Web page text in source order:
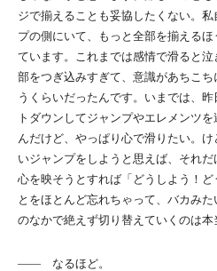
ジで揃えることも妥協したくない。
プの側にいて、もっと全部を揃える
ています。これまでは感情で滑ると
部をつぎ込みすぎて、意識があちこ
うくらいだったんです。いまでは、
トダウンしてジャンプやエレメンツ
んだけど、やっぱり心で滑りたい。
いジャンプをしようと思えば、それだ
心を映そうとすれば「どうしよう！
とをほとんど忘れちゃって、バカみ
のなかで絶えず切り替えていくのは本
―― なるほど。